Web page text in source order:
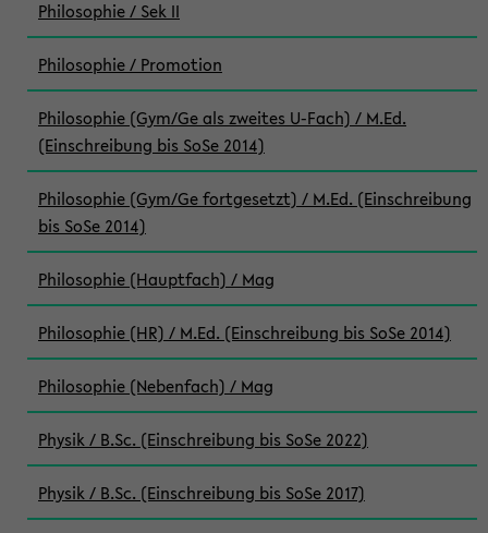
Philosophie / Sek II
Philosophie / Promotion
Philosophie (Gym/Ge als zweites U-Fach) / M.Ed.
(Einschreibung bis SoSe 2014)
Philosophie (Gym/Ge fortgesetzt) / M.Ed. (Einschreibung
bis SoSe 2014)
Philosophie (Hauptfach) / Mag
Philosophie (HR) / M.Ed. (Einschreibung bis SoSe 2014)
Philosophie (Nebenfach) / Mag
Physik / B.Sc. (Einschreibung bis SoSe 2022)
Physik / B.Sc. (Einschreibung bis SoSe 2017)